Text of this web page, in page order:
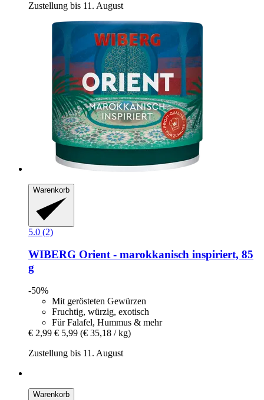
Zustellung bis 11. August
Warenkorb
5.0 (2)
WIBERG Orient -​ marokkanisch inspiriert, 85
g
-50%
Mit gerösteten Gewürzen
Fruchtig, würzig, exotisch
Für Falafel, Hummus & mehr
€ 2,99 € 5,99 (€ 35,18 / kg)
Zustellung bis 11. August
Warenkorb